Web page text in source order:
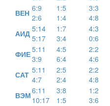
ВЕН 6:9
2:6
1:5
1:4
3:3
4:8
АИД 5:14
5:17
1:7
3:4
4:3
0:6
ФИЕ5:11
3:9
4:5
6:4
2:2
4:6
САТ 5:11
4:7
2:5
2:4
2:2
4:8
ВЭМ6:11
10:17
3:8
1:5
1:2
3:6